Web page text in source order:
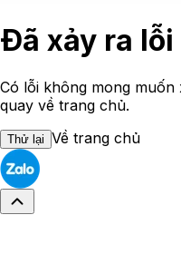
Đã xảy ra lỗi
Có lỗi không mong
quay về trang chủ.
Thử lại Về trang chủ